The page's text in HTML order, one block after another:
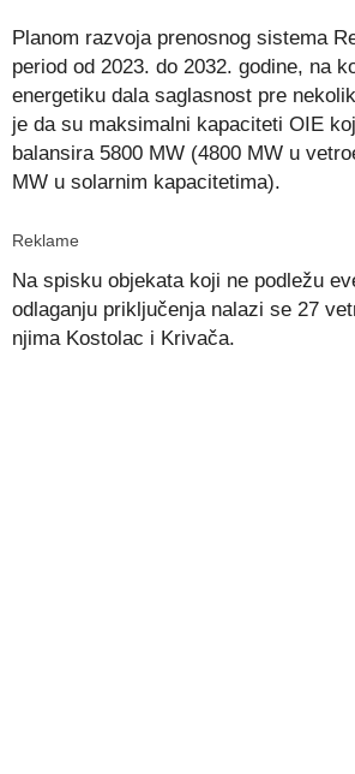
Planom razvoja prenosnog sistema
period od 2023. do 2032. godine, na
energetiku dala saglasnost pre
je da su maksimalni kapaciteti OIE
balansira 5800 MW (4800 MW u
MW u solarnim kapacitetima).
Reklame
Na spisku objekata koji ne podležu
odlaganju priključenja nalazi se 27
njima Kostolac i Krivača.